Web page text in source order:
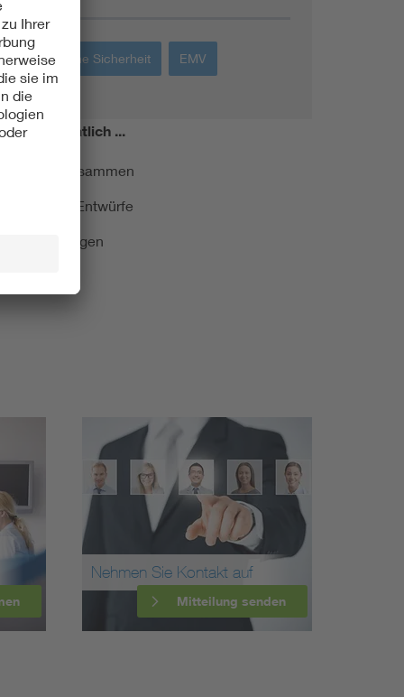
Elektrische Sicherheit EMV
Monatlich ...
kurz zusammen
und Entwürfe
Nehmen Sie Kontakt auf
Mitteilung senden